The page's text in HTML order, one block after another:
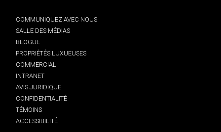
COMMUNIQUEZ AVEC NOUS
SALLE DES MÉDIAS
BLOGUE
PROPRIÉTÉS LUXUEUSES
COMMERCIAL
INTRANET
AVIS JURIDIQUE
CONFIDENTIALITÉ
TÉMOINS
ACCESSIBILITÉ